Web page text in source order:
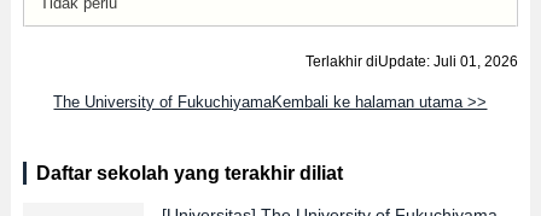
Terlakhir diUpdate: Juli 01, 2026
The University of FukuchiyamaKembali ke halaman utama >>
Daftar sekolah yang terakhir diliat